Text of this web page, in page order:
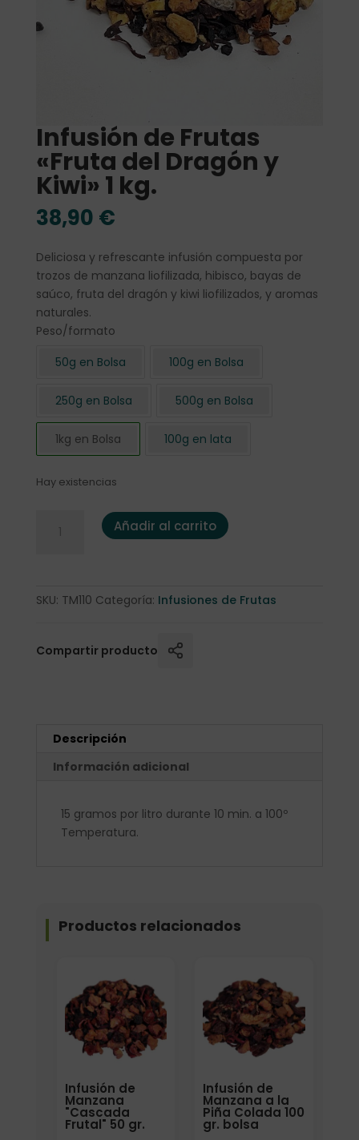
Infusión de Frutas
«Fruta del Dragón y
Kiwi» 1 kg.
38,90 €
Deliciosa y refrescante infusión compuesta por
trozos de manzana liofilizada, hibisco, bayas de
saúco, fruta del dragón y kiwi liofilizados, y aromas
naturales.
Peso/formato
50g en Bolsa
100g en Bolsa
250g en Bolsa 500g en Bolsa
1kg en Bolsa 100g en lata
Hay existencias
Infusión de Frutas "Fruta del Dragón y Kiwi" 1 kg. cantidad
Añadir al carrito
SKU: TM110 Categoría: Infusiones de Frutas
Compartir producto
Descripción
Información adicional
15 gramos por litro durante 10 min. a 100º
Temperatura.
Productos relacionados
Infusión de
Manzana
"Cascada
Frutal" 50 gr.
Infusión de
Manzana a la
Piña Colada 100
gr. bolsa